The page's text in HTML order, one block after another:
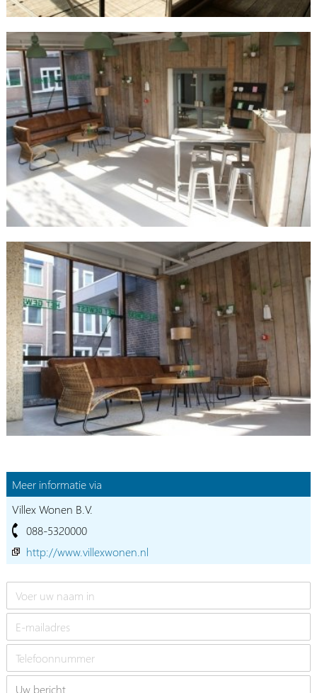
Meer informatie via
Villex Wonen B.V.
088-5320000
http://www.villexwonen.nl